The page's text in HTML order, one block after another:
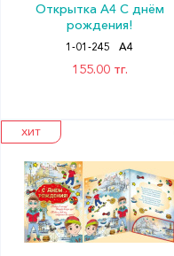
Открытка А4 С днём
рождения!
1-01-245 А4
155.00 тг.
ХИТ